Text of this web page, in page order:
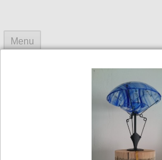
Menu
▼
Objets